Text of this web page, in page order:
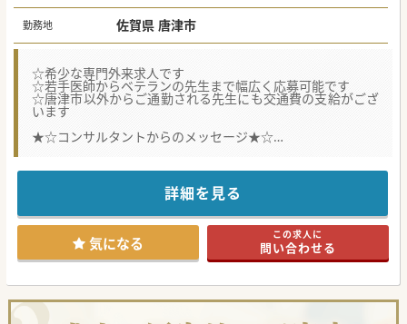
勤務地 佐賀県 唐津市
☆希少な専門外来求人です
☆若手医師からベテランの先生まで幅広く応募可能です
☆唐津市以外からご通勤される先生にも交通費の支給がござ
います
★☆コンサルタントからのメッセージ★☆
中小規模の療養型病院からの募集です。
きます。
慢性疾患のご対応が可能であれば、経験や年齢は不問です。
少しでもご興味がございましたら、お気軽にお問合せくださ
い。
詳細を見る
気になる この求人に
問い合わせる